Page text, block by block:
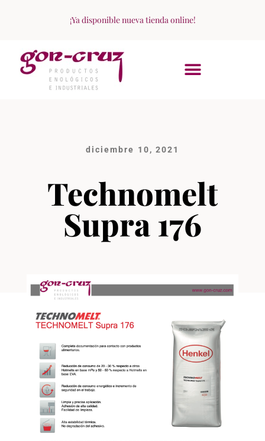
¡Ya disponible nueva tienda online!
diciembre 10, 2021
Technomelt
Supra 176